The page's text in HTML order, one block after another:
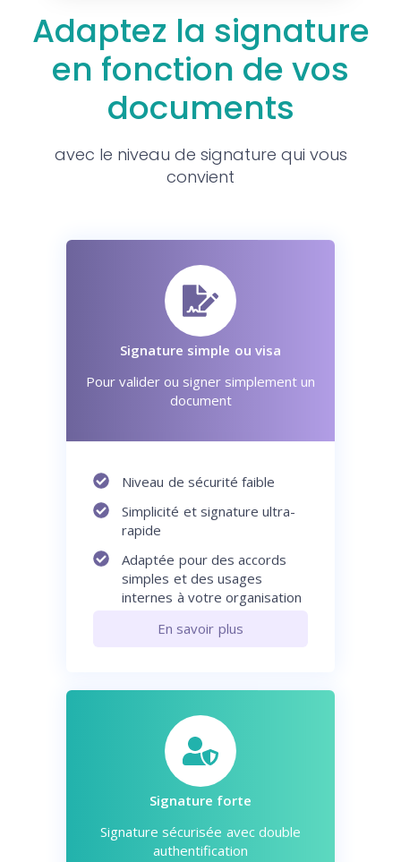
Adaptez la signature
en fonction de vos
documents
avec le niveau de signature qui vous
convient
Signature simple ou visa
Pour valider ou signer simplement un
document
Niveau de sécurité faible
Simplicité et signature ultra-
rapide
Adaptée pour des accords
simples et des usages
internes à votre organisation
En savoir plus
Signature forte
Signature sécurisée avec double
authentification